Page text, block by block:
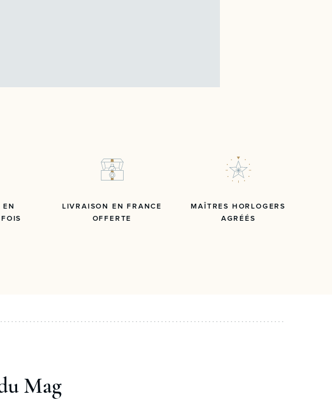
EN
LIVRAISON EN FRANCE
OFFERTE
MAÎTRES HORLOGERS
AGRÉÉS
Mag